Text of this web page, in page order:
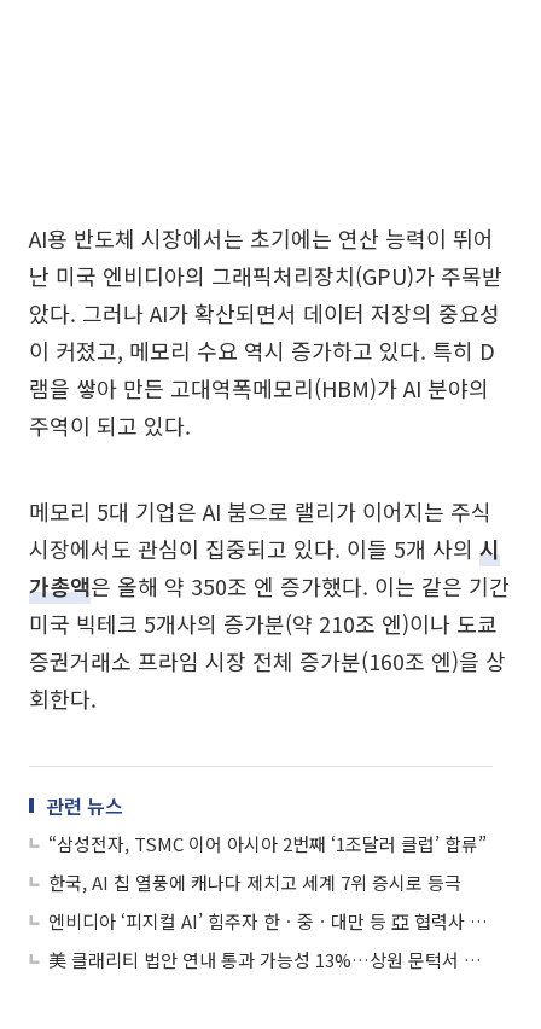
AI용 반도체 시장에서는 초기에는 연산 능력이 뛰어
난 미국 엔비디아의 그래픽처리장치(GPU)가 주목받
았다. 그러나 AI가 확산되면서 데이터 저장의 중요성
이 커졌고, 메모리 수요 역시 증가하고 있다. 특히 D
램을 쌓아 만든 고대역폭메모리(HBM)가 AI 분야의
주역이 되고 있다.
메모리 5대 기업은 AI 붐으로 랠리가 이어지는 주식
시장에서도 관심이 집중되고 있다. 이들 5개 사의 시
가총액은 올해 약 350조 엔 증가했다. 이는 같은 기간
미국 빅테크 5개사의 증가분(약 210조 엔)이나 도쿄
증권거래소 프라임 시장 전체 증가분(160조 엔)을 상
회한다.
관련 뉴스
“삼성전자, TSMC 이어 아시아 2번째 ‘1조달러 클럽’ 합류”
한국, AI 칩 열풍에 캐나다 제치고 세계 7위 증시로 등극
엔비디아 ‘피지컬 AI’ 힘주자 한ㆍ중ㆍ대만 등 亞 협력사 주가 방긋
美 클래리티 법안 연내 통과 가능성 13%…상원 문턱서 제동